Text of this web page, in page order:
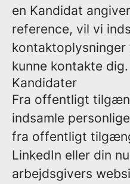
en Kandidat
reference, vil vi
kunne kontakte dig.
Kandidater
Fra offentligt
indsamle
fra offentligt
LinkedIn eller din
arbejdsgivers